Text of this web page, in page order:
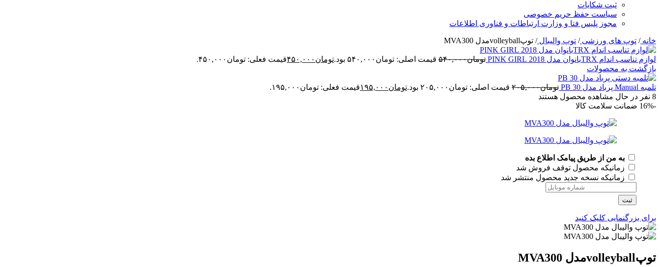
ثبت شکایات
سیاست حفظ حریم خصوصی
مجوز پلیس فتا و وزارت ارتباطات و فناوری اطلاعات
خانه/ توپ های ورزشی/ توپ والیبال/ توپvolleyballمدل MVA300
لوازم تناسب اندام TRXبانوان مدل 2018 PINK GIRL تومان۵۴۰,۰۰۰ قیمت اصلی: تومان۵۴۰,۰۰۰ بود. تومان ۴۵۰,۰۰۰قیمت فعلی: تومان۴۵۰,۰۰۰.
بازگشت به محصولات
تلمبه Manual پرباد مدل PB 30 تومان۲۰۵,۰۰۰ قیمت اصلی: تومان۲۰۵,۰۰۰ بود. تومان ۱۹۵,۰۰۰قیمت فعلی: تومان۱۹۵,۰۰۰.
8 نفر در حال مشاهده محصول هستند
-16%
ضمانت سلامت کالا
به من از طریق پیامک اطلاع بده
زمانیکه محصول توقف فروش شد
زمانیکه نسخه جدید محصول منتشر شد
ثبت
برای بزرگنمایی کلیک کنید
توپvolleyballمدل MVA300